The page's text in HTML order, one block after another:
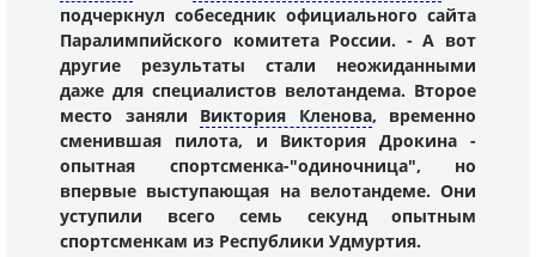
подчеркнул собеседник официального сайта
Паралимпийского комитета России. - А вот
другие результаты стали неожиданными
даже для специалистов велотандема. Второе
место заняли Виктория Кленова, временно
сменившая пилота, и Виктория Дрокина -
опытная спортсменка-"одиночница", но
впервые выступающая на велотандеме. Они
уступили всего семь секунд опытным
спортсменкам из Республики Удмуртия.